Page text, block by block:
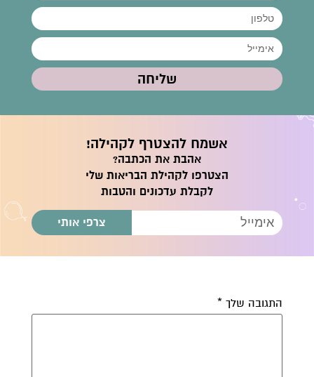
שליחה
אשמח להצטרף לקהילה!
אהבת את הכתבה?
הצטרפו לקהילת הבריאות שלי
לקבלת עדכונים והטבות
צרפי אותי
התגובה שלך *